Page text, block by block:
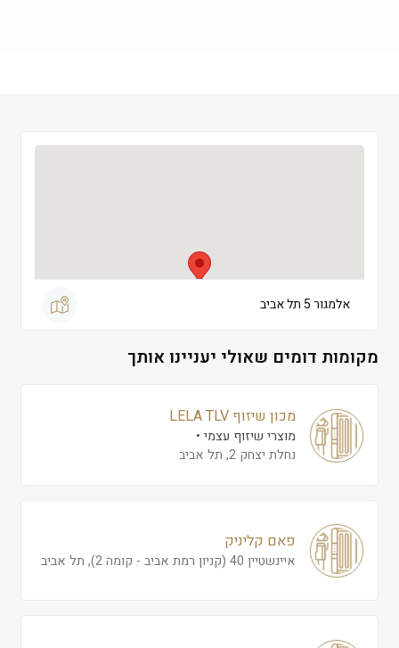
אלמגור 5 תל אביב
מקומות דומים שאולי יעניינו אותך
מכון שיזוף LELA TLV
מוצרי שיזוף עצמי
נחלת יצחק 2, תל אביב
פאם קליניק
איינשטיין 40 (קניון רמת אביב - קומה 2), תל אביב